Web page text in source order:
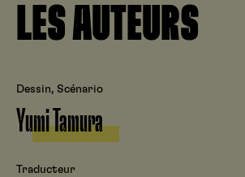
LES AUTEURS
Dessin, Scénario
Yumi Tamura
Traducteur